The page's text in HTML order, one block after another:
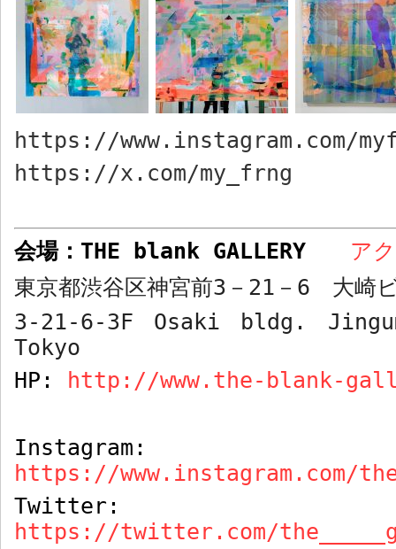
https://www.instagram.com/
https://x.com/my_frng
会場： THE blank GALLERY
ア
東京都渋谷区神宮前3 － 21 － 6 大崎
3-21-6-3F Osaki bldg.
Tokyo
HP:
http://www.the-blank-
Instagram:
https://www.instagram.com/
Twitter:
https://twitter.com/